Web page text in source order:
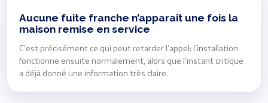
Aucune fuite franche n’apparaît une fois la
maison remise en service
C’est précisément ce qui peut retarder l’appel: l’installation
fonctionne ensuite normalement, alors que l’instant critique
a déjà donné une information très claire.